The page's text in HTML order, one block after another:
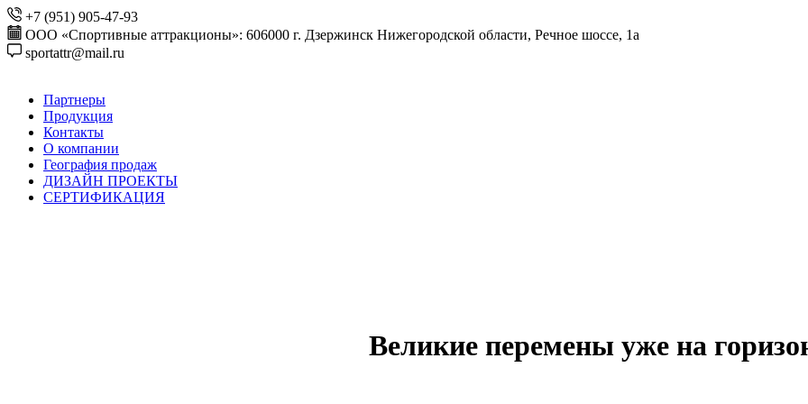
+7 (951) 905-47-93
ООО «Спортивные аттракционы»: 606000 г. Дзержинск Нижегородской области, Речное шоссе, 1а
sportattr@mail.ru
Партнеры
Продукция
Контакты
О компании
География продаж
ДИЗАЙН ПРОЕКТЫ
СЕРТИФИКАЦИЯ
Великие перемены уже на